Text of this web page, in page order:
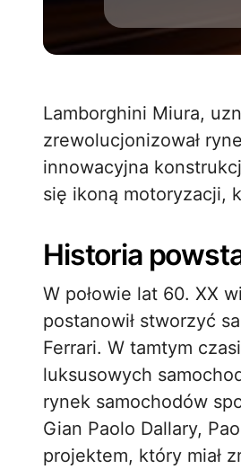
Lamborghini Miura, uznawany za pierwszy supercar w historii motoryzacji,
zrewolucjonizował
innowacyjna
się ikoną motoryzacji,
Historia
W połowie lat 60. XX
postanowił stworzyć
Ferrari. W tamtym
luksusowych
rynek samochodów
Gian Paolo Dallary,
projektem, który miał